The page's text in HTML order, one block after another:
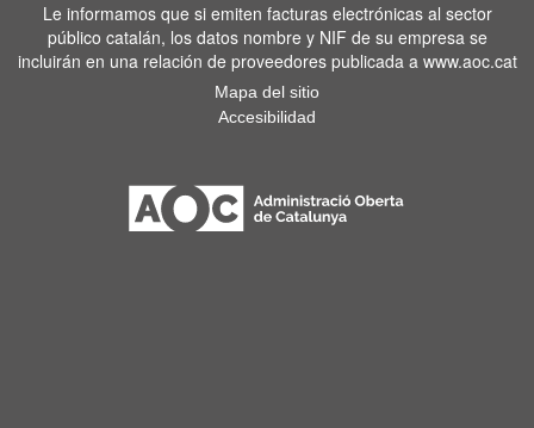
Le informamos que si emiten facturas electrónicas al sector
público catalán, los datos nombre y NIF de su empresa se
incluirán en una relación de proveedores publicada a www.aoc.cat
Mapa del sitio
Accesibilidad